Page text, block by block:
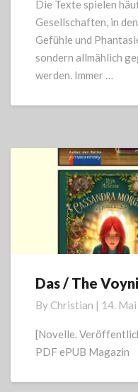
Die Texte spielen
Gesellschaften, in
Gefühle und
sondern allmählich
werden. Immer …
Das
The
Voynich
Repetition
Das / The
By Christian | 14.
[Novelle.
PDF ePUB Magazin